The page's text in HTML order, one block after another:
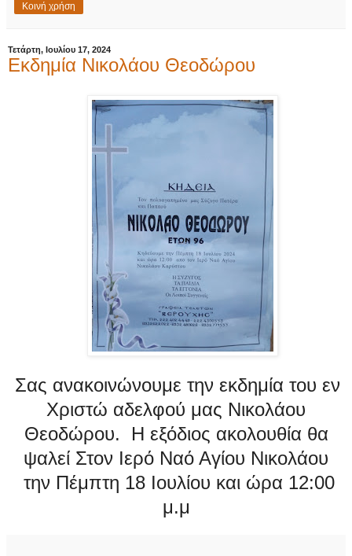
Κοινή χρήση
Τετάρτη, Ιουλίου 17, 2024
Εκδημία Νικολάου Θεοδώρου
Σας ανακοινώνουμε την εκδημία του εν
Χριστώ αδελφού μας Νικολάου
Θεοδώρου. Η εξόδιος ακολουθία θα
ψαλεί Στον Ιερό Ναό Αγίου Νικολάου
την Πέμπτη 18 Ιουλίου και ώρα 12:00
μ.μ